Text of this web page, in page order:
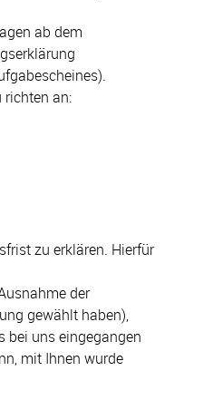
ab dem
an:
zu erklären. Hierfür
der
gewählt haben),
bei uns eingegangen
mit Ihnen wurde